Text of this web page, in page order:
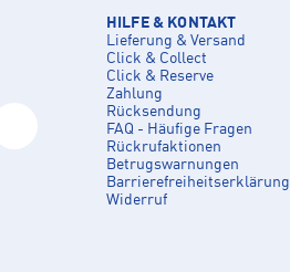
HILFE & KONTAKT
Lieferung & Versand
Click & Collect
Click & Reserve
Zahlung
Rücksendung
FAQ - Häufige Fragen
Rückrufaktionen
Betrugswarnungen
Barrierefreiheitserklärung
Widerruf